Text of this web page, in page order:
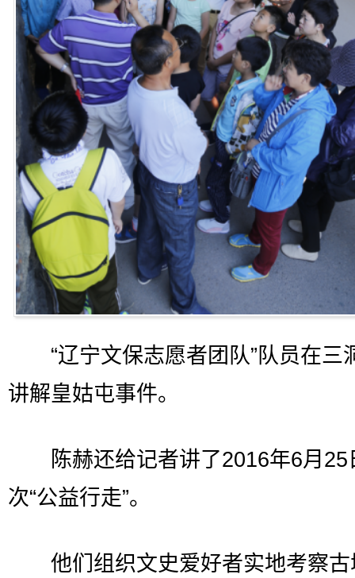
“辽宁文保志愿者团队”队员在三
讲解皇姑屯事件。
陈赫还给记者讲了2016年6月25
次“公益行走”。
他们组织文史爱好者实地考察古